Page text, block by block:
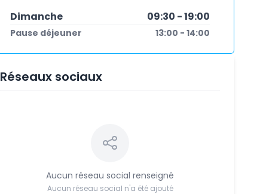
Dimanche 09:30 - 19:00
Pause déjeuner 13:00 - 14:00
Réseaux sociaux
Aucun réseau social renseigné
Aucun réseau social n'a été ajouté